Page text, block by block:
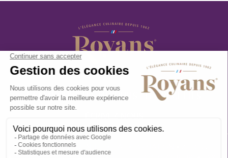
LA MARQUE LES PRODUITS
LES RECETTES
ROYANS PRO • 49 AVENUE DE LA DÉPORTATION • ZI - CS 277